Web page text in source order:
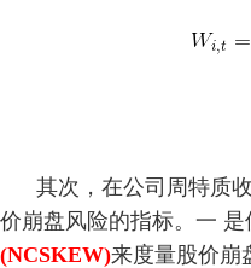
其次，在公司周特质收
价崩盘风险的指标。一 是
(NCSKEW)来度量股价崩